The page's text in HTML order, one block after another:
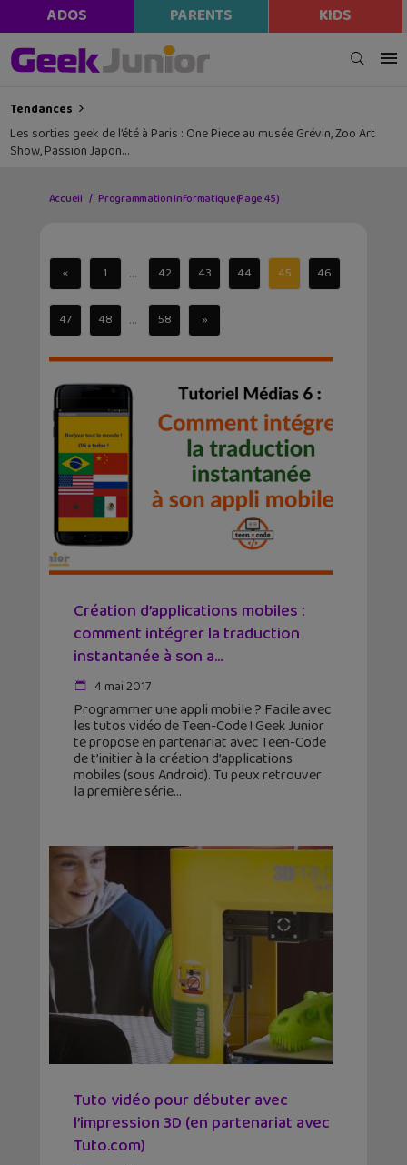
ADOS PARENTS KIDS
Tendances
Les sorties geek de l’été à Paris : One Piece au musée Grévin, Zoo Art
Show, Passion Japon…
Accueil Programmation informatique(Page 45)
« 1 ... 42 43 44 45 46
47 48 ... 58 »
Création d’applications mobiles :
comment intégrer la traduction
instantanée à son a...
4 mai 2017
Programmer une appli mobile ? Facile avec
les tutos vidéo de Teen-Code ! Geek Junior
te propose en partenariat avec Teen-Code
de t’initier à la création d’applications
mobiles (sous Android). Tu peux retrouver
la première série
Tuto vidéo pour débuter avec
l’impression 3D (en partenariat avec
Tuto.com)